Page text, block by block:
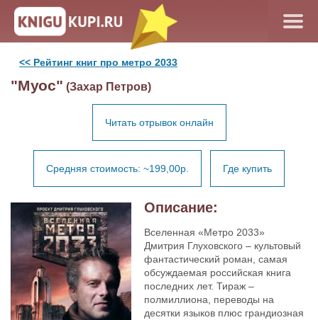
<< Рейтинг книг про метро 2033
"Муос" (Захар Петров)
Читать отрывок онлайн
Средняя стоимость: ~199,00р. Где купить
Описание:
Вселенная «Метро 2033»
Дмитрия Глуховского – культовый
фантастический роман, самая
обсуждаемая российская книга
последних лет. Тираж –
полмиллиона, переводы на
десятки языков плюс грандиозная